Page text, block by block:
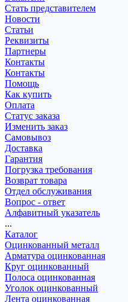
Стать представителем
Новости
Статьи
Реквизиты
Партнеры
Контакты
Контакты
Помощь
Как купить
Оплата
Статус заказа
Изменить заказ
Самовывоз
Доставка
Гарантия
Погрузка требования
Возврат товара
Отдел обслуживания
Вопрос - ответ
Алфавитный указатель
...
Каталог
Оцинкованный металл
Арматура оцинкованная
Круг оцинкованный
Полоса оцинкованная
Уголок оцинкованный
Лента оцинкованная